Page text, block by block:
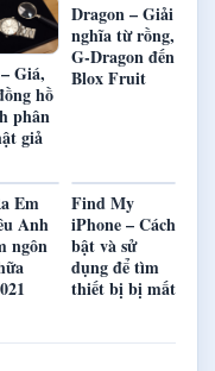
Giá,
hồ
phân
giả
Dragon – Giải
nghĩa từ rồng,
G-Dragon đến
Blox Fruit
Em
Anh
ngôn
Find My
iPhone – Cách
bật và sử
dụng để tìm
thiết bị bị mất